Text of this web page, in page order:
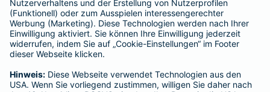
Kranken-Zusatzversicherung
Tierversicherungen
Haftpflichtversicherung
Hausratversicherung
SERVICE